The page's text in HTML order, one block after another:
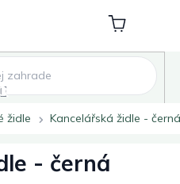
Nákupní
košík
židle Kancelářská židle - černá
- černá